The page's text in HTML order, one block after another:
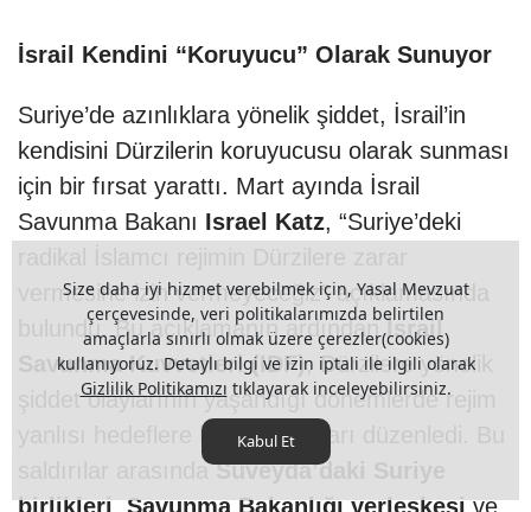
İsrail Kendini “Koruyucu” Olarak Sunuyor
Suriye’de azınlıklara yönelik şiddet, İsrail’in
kendisini Dürzilerin koruyucusu olarak sunması
için bir fırsat yarattı. Mart ayında İsrail
Savunma Bakanı Israel Katz, “Suriye’deki
vermesine izin vermeyeceğiz” açıklamasında
bulundu. Bu açıklamanın ardındanİsrail
Savunma Kuvvetleri (IDF), Dürzilere yönelik
şiddet olaylarının yaşandığı dönemlerde rejim
yanlısı hedeflere hava saldırıları düzenledi. Bu
saldırılar arasındaSüveyda’daki Suriye
birlikleri,Savunma Bakanlığı yerleşkesive
Size daha iyi hizmet verebilmek için, Yasal Mevzuat
çerçevesinde, veri politikalarımızda belirtilen
amaçlarla sınırlı olmak üzere çerezler(cookies)
kullanıyoruz. Detaylı bilgi ve izin iptali ile ilgili olarak
Gizlilik Politikamızı tıklayarak inceleyebilirsiniz.
Kabul Et